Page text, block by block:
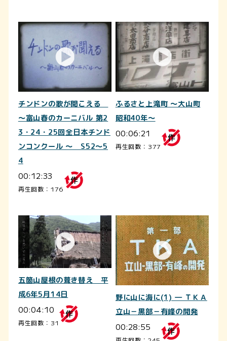
チンドンの歌が聞こえる
～富山春のカーニバル 第2
3・24・25回全日本チンド
ンコンクール ～ S52～5
4
00:12:33
再生回数：176
ふるさと上滝町 ～大山町
昭和40年～
00:06:21
再生回数：377
五箇山屋根の葺き替え 平
成6年5月14日
00:04:10
再生回数：31
野に山に海に(1) ― ＴＫＡ
立山－黒部－有峰の開発
00:28:55